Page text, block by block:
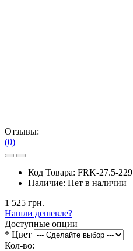
Отзывы:
(0)
Код Товара: FRK-27.5-229
Наличие: Нет в наличии
1 525 грн.
Нашли дешевле?
Доступные опции
* Цвет
Кол-во: